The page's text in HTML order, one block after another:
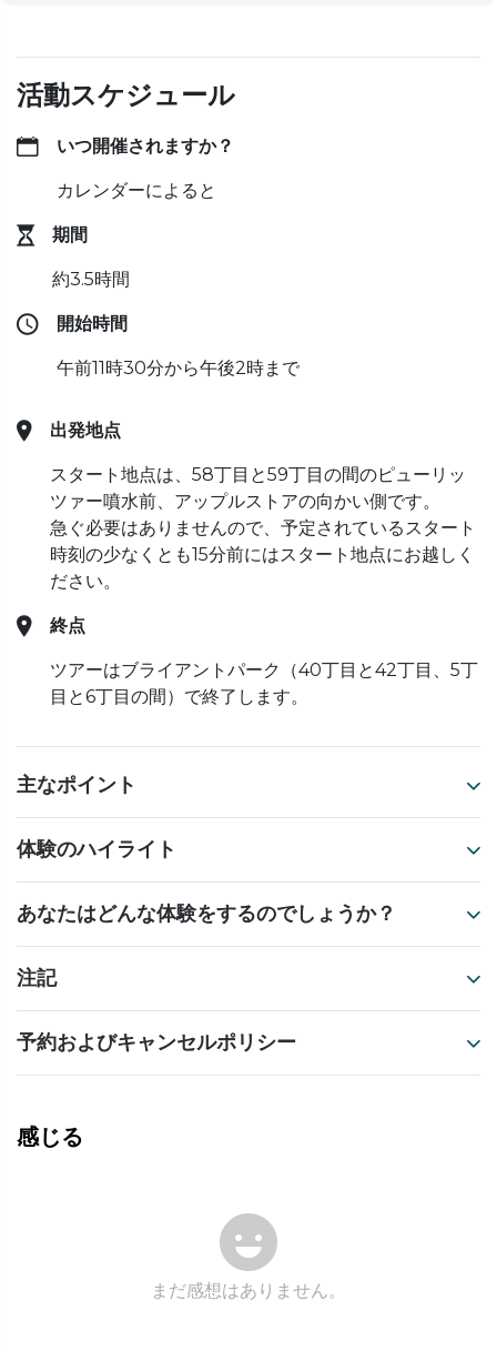
活動スケジュール
いつ開催されますか？
カレンダーによると
期間
約3.5時間
開始時間
午前11時30分から午後2時まで
出発地点
スタート地点は、58丁目と59丁目の間のピューリッ
ツァー噴水前、アップルストアの向かい側です。
急ぐ必要はありませんので、予定されているスタート
時刻の少なくとも15分前にはスタート地点にお越しく
ださい。
終点
ツアーはブライアントパーク（40丁目と42丁目、5丁
目と6丁目の間）で終了します。
主なポイント
体験のハイライト
あなたはどんな体験をするのでしょうか？
注記
予約およびキャンセルポリシー
感じる
まだ感想はありません。